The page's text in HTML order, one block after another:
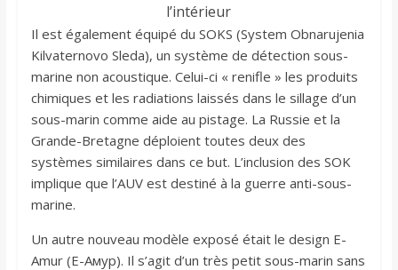
l’intérieur
Il est également équipé du SOKS (System Obnarujenia
Kilvaternovo Sleda), un système de détection sous-
marine non acoustique. Celui-ci « renifle » les produits
chimiques et les radiations laissés dans le sillage d’un
sous-marin comme aide au pistage. La Russie et la
Grande-Bretagne déploient toutes deux des
systèmes similaires dans ce but. L’inclusion des SOK
implique que l’AUV est destiné à la guerre anti-sous-
marine.
Un autre nouveau modèle exposé était le design E-
Amur (Е-Амур). Il s’agit d’un très petit sous-marin sans